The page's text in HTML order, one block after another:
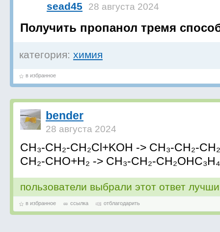
sead45 28 августа 2024
Получить пропанол тремя
категория: химия
в избранное
bender
28 августа 2024
CH₃-CH₂-CH₂Cl+KOH -> CH₃-CH₂-
CH₂-CHO+H₂ -> CH₃-CH₂-
пользователи выбрали этот ответ
в избранное ссылка отблагодарить